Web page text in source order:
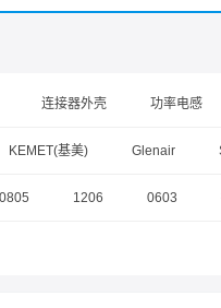
连接器外壳 功率电感
KEMET(基美) Glenair
0805 1206 0603